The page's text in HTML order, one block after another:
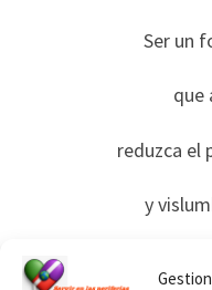
Ser un
que
reduzca el
y